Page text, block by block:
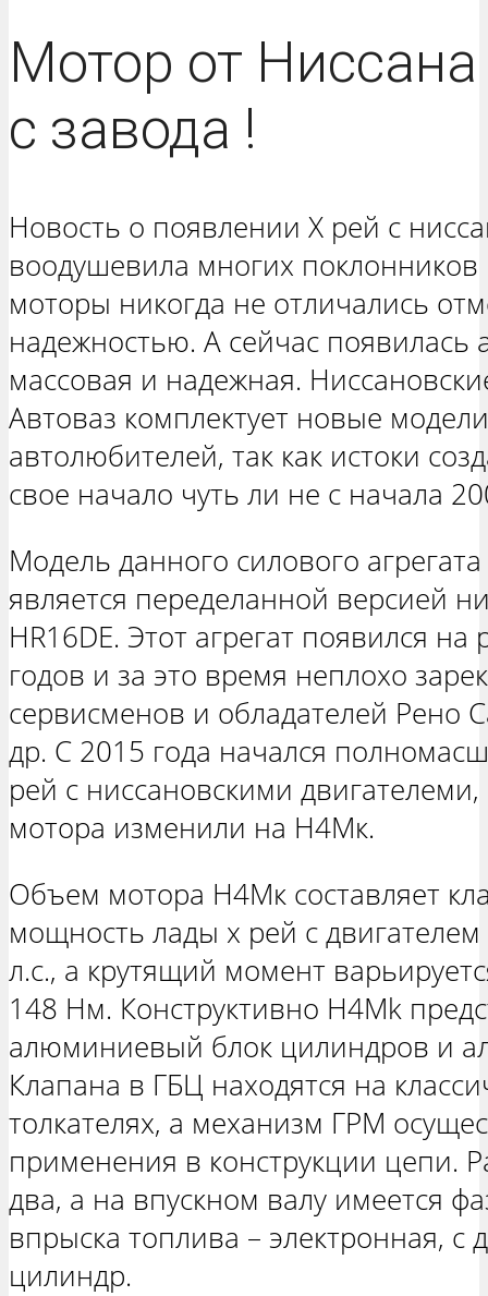
Мотор от
с завода !
Новость о появлении Х рей с
воодушевила многих поклонников
моторы никогда не отличались
надежностью. А сейчас появилась
массовая и надежная.
Автоваз комплектует новые
автолюбителей, так как истоки
свое начало чуть ли не с начала
Модель данного силового
является переделанной версией
HR16DE. Этот агрегат появился
годов и за это время неплохо
сервисменов и обладателей Рено
др. С 2015 года начался
рей с ниссановскими
мотора изменили на Н4Мк.
Объем мотора Н4Мк составляет
мощность лады х рей с двигателем
л.с., а крутящий момент
148 Нм. Конструктивно H4Mk
алюминиевый блок цилиндров и
Клапана в ГБЦ находятся на
толкателях, а механизм ГРМ
применения в конструкции цепи.
два, а на впускном валу имеется
впрыска топлива – электронная, с
цилиндр.